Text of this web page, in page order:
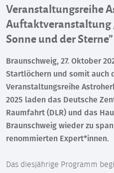
Veranstaltungsreihe
Auftaktveranstaltung
Sonne und der Sterne”
Braunschweig, 27. Oktober
Startlöchern und somit auch
Veranstaltungsreihe
2025 laden das Deutsche
Raumfahrt (DLR) und das
Braunschweig wieder zu
renommierten Expert*innen.
Das diesjährige Programm